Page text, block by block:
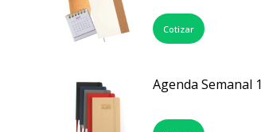
Cotizar
Agenda Semanal 1